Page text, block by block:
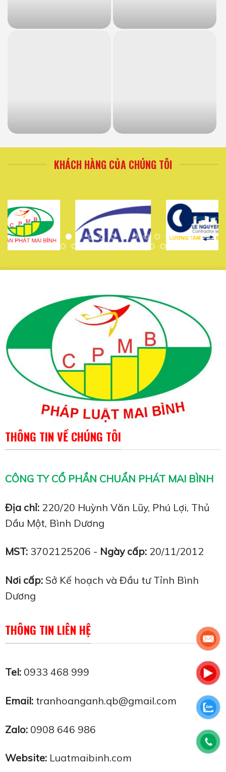
KHÁCH HÀNG CỦA CHÚNG TÔI
THÔNG TIN VỀ CHÚNG TÔI
CÔNG TY CỔ PHẦN CHUẨN PHÁT MAI BÌNH
Địa chỉ: 220/20 Huỳnh Văn Lũy, Phú Lợi, Thủ
Dầu Một, Bình Dương
MST: 3702125206 - Ngày cấp: 20/11/2012
Nơi cấp: Sở Kế hoạch và Đầu tư Tỉnh Bình
Dương
THÔNG TIN LIÊN HỆ
Tel: 0933 468 999
Email: tranhoanganh.qb@gmail.com
Zalo: 0908 646 986
Website: Luatmaibinh.com